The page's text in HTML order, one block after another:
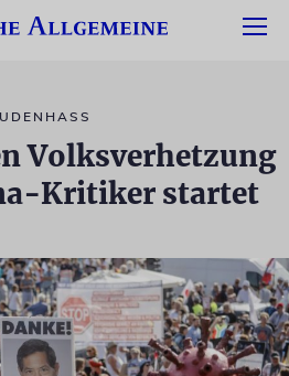
Volksverhetzung
Kritiker startet